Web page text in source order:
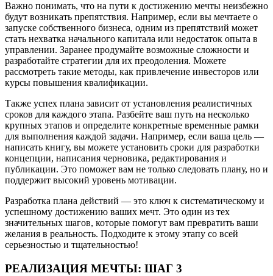
Важно понимать, что на пути к достижению мечты неизбежно
будут возникать препятствия. Например, если вы мечтаете о
запуске собственного бизнеса, одним из препятствий может
стать нехватка начального капитала или недостаток опыта в
управлении. Заранее продумайте возможные сложности и
разработайте стратегии для их преодоления. Можете
рассмотреть такие методы, как привлечение инвесторов или
курсы повышения квалификации.
Также успех плана зависит от установления реалистичных
сроков для каждого этапа. Разбейте ваш путь на несколько
крупных этапов и определите конкретные временные рамки
для выполнения каждой задачи. Например, если ваша цель —
написать книгу, вы можете установить сроки для разработки
концепции, написания черновика, редактирования и
публикации. Это поможет вам не только следовать плану, но и
поддержит высокий уровень мотивации.
Разработка плана действий — это ключ к систематическому и
успешному достижению ваших мечт. Это один из тех
значительных шагов, которые помогут вам превратить ваши
желания в реальность. Подходите к этому этапу со всей
серьезностью и тщательностью!
РЕАЛИЗАЦИЯ МЕЧТЫ: ШАГ 3